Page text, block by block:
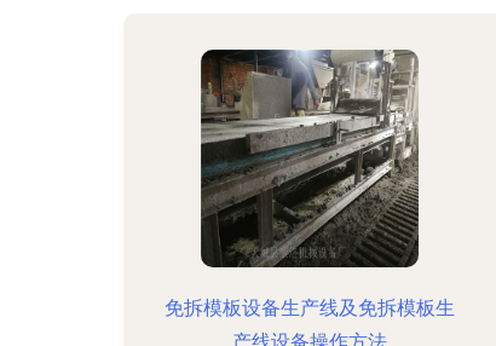
免拆模板设备生产线及免拆模板生